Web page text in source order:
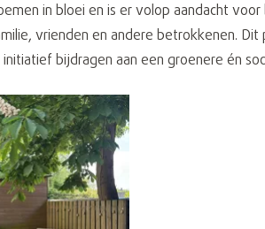
in bloei en is er volop aandacht
vrienden en andere betrokkenen. Dit
bijdragen aan een groenere én